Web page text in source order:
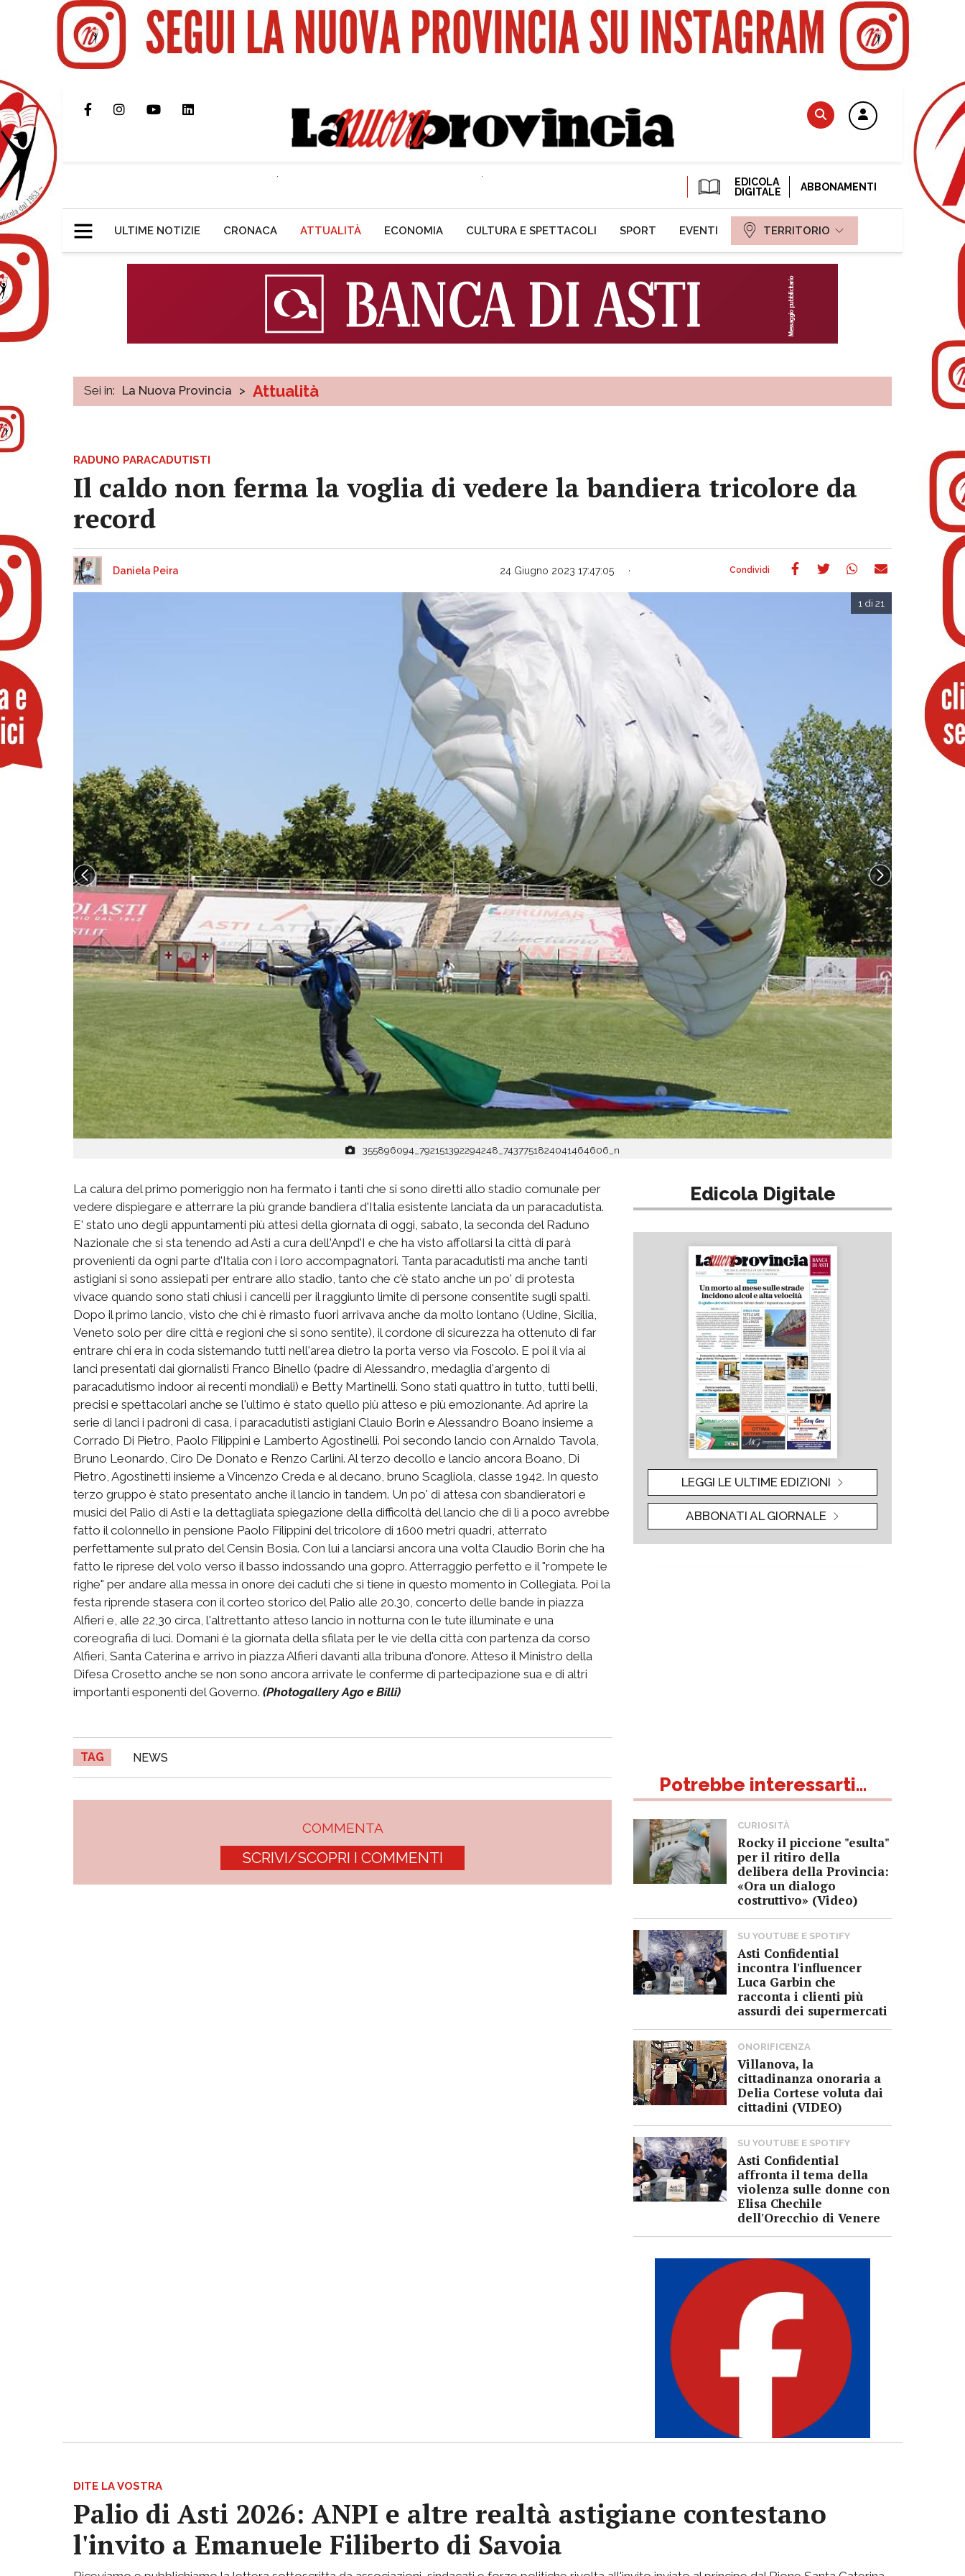
EDICOLA
DIGITALE
ABBONAMENTI
ULTIME NOTIZIE CRONACA ATTUALITÀ ECONOMIA CULTURA E SPETTACOLI SPORT EVENTI TERRITORIO
Sei in: La Nuova Provincia > Attualità
RADUNO PARACADUTISTI
Il caldo non ferma la voglia di vedere la bandiera tricolore da
record
Daniela Peira 24 Giugno 2023 17:47:05
355896094_792151392294248_7437751824041464606_n
1 di 21
La calura del primo pomeriggio non ha fermato i tanti che si sono diretti allo stadio comunale per
vedere dispiegare e atterrare la più grande bandiera d'Italia esistente lanciata da un paracadutista.
E' stato uno degli appuntamenti più attesi della giornata di oggi, sabato, la seconda del Raduno
Nazionale che si sta tenendo ad Asti a cura dell'Anpd'I e che ha visto affollarsi la città di parà
provenienti da ogni parte d'Italia con i loro accompagnatori. Tanta paracadutisti ma anche tanti
astigiani si sono assiepati per entrare allo stadio, tanto che c'è stato anche un po' di protesta
vivace quando sono stati chiusi i cancelli per il raggiunto limite di persone consentite sugli spalti.
Dopo il primo lancio, visto che chi è rimasto fuori arrivava anche da molto lontano (Udine, Sicilia,
Veneto solo per dire città e regioni che si sono sentite), il cordone di sicurezza ha ottenuto di far
entrare chi era in coda sistemando tutti nell'area dietro la porta verso via Foscolo. E poi il via ai
lanci presentati dai giornalisti Franco Binello (padre di Alessandro, medaglia d'argento di
paracadutismo indoor ai recenti mondiali) e Betty Martinelli. Sono stati quattro in tutto, tutti belli,
precisi e spettacolari anche se l'ultimo è stato quello più atteso e più emozionante. Ad aprire la
serie di lanci i padroni di casa, i paracadutisti astigiani Clauio Borin e Alessandro Boano insieme a
Corrado Di Pietro, Paolo Filippini e Lamberto Agostinelli. Poi secondo lancio con Arnaldo Tavola,
Bruno Leonardo, Ciro De Donato e Renzo Carlini. Al terzo decollo e lancio ancora Boano, Di
Pietro, Agostinetti insieme a Vincenzo Creda e al decano, bruno Scagliola, classe 1942. In questo
terzo gruppo è stato presentato anche il lancio in tandem. Un po' di attesa con sbandieratori e
musici del Palio di Asti e la dettagliata spiegazione della difficoltà del lancio che di lì a poco avrebbe
fatto il colonnello in pensione Paolo Filippini del tricolore di 1600 metri quadri, atterrato
perfettamente sul prato del Censin Bosia. Con lui a lanciarsi ancora una volta Claudio Borin che ha
fatto le riprese del volo verso il basso indossando una gopro. Atterraggio perfetto e il "rompete le
righe" per andare alla messa in onore dei caduti che si tiene in questo momento in Collegiata. Poi la
festa riprende stasera con il corteo storico del Palio alle 20.30, concerto delle bande in piazza
Alfieri e, alle 22,30 circa, l'altrettanto atteso lancio in notturna con le tute illuminate e una
coreografia di luci. Domani è la giornata della sfilata per le vie della città con partenza da corso
Alfieri, Santa Caterina e arrivo in piazza Alfieri davanti alla tribuna d'onore. Atteso il Ministro della
Difesa Crosetto anche se non sono ancora arrivate le conferme di partecipazione sua e di altri
importanti esponenti del Governo. (Photogallery Ago e Billi)
TAG NEWS
COMMENTA
SCRIVI/SCOPRI I COMMENTI
Edicola Digitale
LEGGI LE ULTIME EDIZIONI
ABBONATI AL GIORNALE
Potrebbe interessarti...
CURIOSITÀ
Rocky il piccione "esulta"
per il ritiro della
delibera della Provincia:
«Ora un dialogo
costruttivo» (Video)
SU YOUTUBE E SPOTIFY
Asti Confidential
incontra l'influencer
Luca Garbin che
racconta i clienti più
assurdi dei supermercati
ONORIFICENZA
Villanova, la
cittadinanza onoraria a
Delia Cortese voluta dai
cittadini (VIDEO)
SU YOUTUBE E SPOTIFY
Asti Confidential
affronta il tema della
violenza sulle donne con
Elisa Chechile
dell'Orecchio di Venere
DITE LA VOSTRA
Palio di Asti 2026: ANPI e altre realtà astigiane contestano
l'invito a Emanuele Filiberto di Savoia